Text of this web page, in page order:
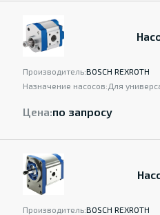
Производитель:BOSCH REXROTH
Назначение насосов: Для
Цена:по запросу
Производитель:BOSCH REXROTH